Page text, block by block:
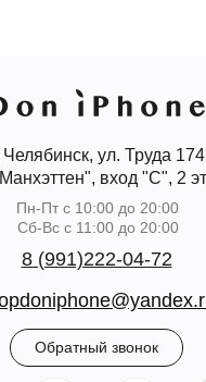
Челябинск, ул. Труда 174
вход "С", 2
Пн-Пт с 10:00 до 20:00
Сб-Вс с 11:00 до 20:00
Обратный звонок
8 (991)222-04-72